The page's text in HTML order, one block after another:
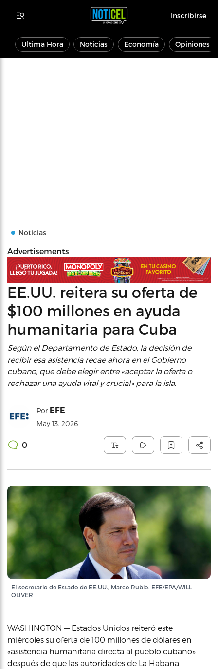
Inscribirse
Última Hora Noticias Economía Opiniones
Noticias
Advertisements
EE.UU. reitera su oferta de
$100 millones en ayuda
humanitaria para Cuba
Según el Departamento de Estado, la decisión de
recibir esa asistencia recae ahora en el Gobierno
cubano, que debe elegir entre «aceptar la oferta o
rechazar una ayuda vital y crucial» para la isla.
Por EFE
May 13, 2026
0
El secretario de Estado de EE.UU., Marco Rubio. EFE/EPA/WILL
OLIVER
WASHINGTON — Estados Unidos reiteró este
miércoles su oferta de 100 millones de dólares en
«asistencia humanitaria directa al pueblo cubano»
después de que las autoridades de La Habana